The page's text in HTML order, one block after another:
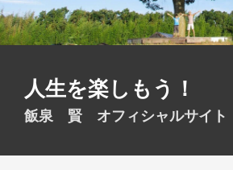
S
k
t
人生を楽しもう！
飯泉 賢 オフィシャルサイト